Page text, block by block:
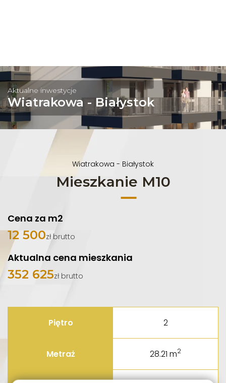
Aktualne inwestycje
Wiatrakowa - Białystok
Wiatrakowa - Białystok
Mieszkanie M10
Cena za m2
12 500zł brutto
Aktualna cena mieszkania
352 625zł brutto
Piętro 2
Metraż 28.21 m2